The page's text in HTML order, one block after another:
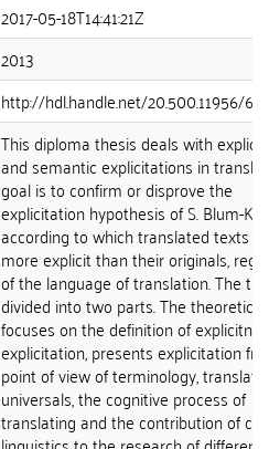
2017-05-18T14:41:21Z
2013
http://hdl.handle.net/20.500.11956/
This diploma thesis deals with
and semantic explicitations in
goal is to confirm or disprove the
explicitation hypothesis of S. Blum-
according to which translated texts
more explicit than their originals,
of the language of translation. The
divided into two parts. The
focuses on the definition of
explicitation, presents explicitation
point of view of terminology,
universals, the cognitive process of
translating and the contribution of